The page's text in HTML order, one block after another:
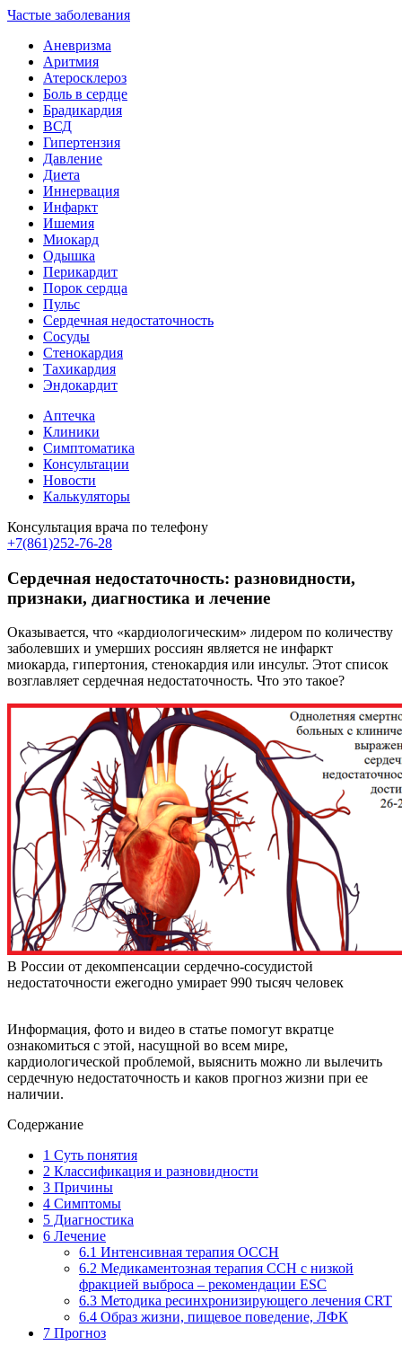
Частые заболевания
Аневризма
Аритмия
Атеросклероз
Боль в сердце
Брадикардия
ВСД
Гипертензия
Давление
Диета
Иннервация
Инфаркт
Ишемия
Миокард
Одышка
Перикардит
Порок сердца
Пульс
Сердечная недостаточность
Сосуды
Стенокардия
Тахикардия
Эндокардит
Аптечка
Клиники
Симптоматика
Консультации
Новости
Калькуляторы
Консультация врача по телефону
+7(861)252-76-28
Сердечная недостаточность: разновидности,
признаки, диагностика и лечение
Оказывается, что «кардиологическим» лидером по количеству
заболевших и умерших россиян является не инфаркт
миокарда, гипертония, стенокардия или инсульт. Этот список
возглавляет сердечная недостаточность. Что это такое?
В России от декомпенсации сердечно-сосудистой
недостаточности ежегодно умирает 990 тысяч человек
Информация, фото и видео в статье помогут вкратце
ознакомиться с этой, насущной во всем мире,
кардиологической проблемой, выяснить можно ли вылечить
сердечную недостаточность и каков прогноз жизни при ее
наличии.
Содержание
1 Суть понятия
2 Классификация и разновидности
3 Причины
4 Симптомы
5 Диагностика
6 Лечение
6.1 Интенсивная терапия ОССН
6.2 Медикаментозная терапия ССН с низкой
фракцией выброса – рекомендации ESC
6.3 Методика ресинхронизирующего лечения CRT
6.4 Образ жизни, пищевое поведение, ЛФК
7 Прогноз